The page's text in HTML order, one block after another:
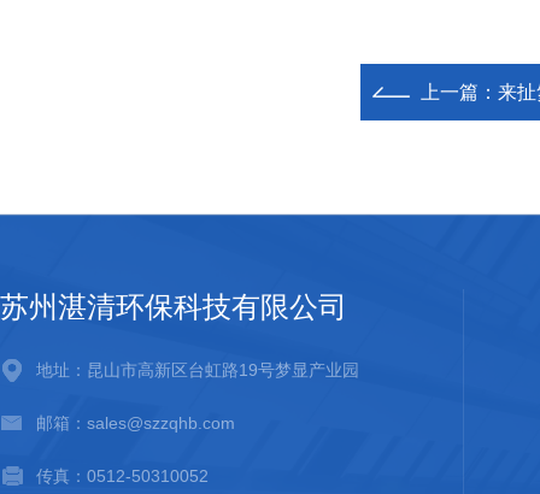
上一篇： 来
苏州湛清环保科技有限公司
地址：昆山市高新区台虹路19号梦显产业园
邮箱：sales@szzqhb.com
传真：0512-50310052